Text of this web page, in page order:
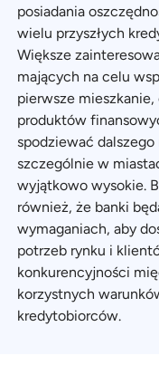
posiadania
wielu przyszłych
Większe
mających na celu
pierwsze
produktów
spodziewać
szczególnie w
wyjątkowo wysokie.
również, że banki
wymaganiach, aby
potrzeb rynku i
konkurencyjności
korzystnych
kredytobiorców.